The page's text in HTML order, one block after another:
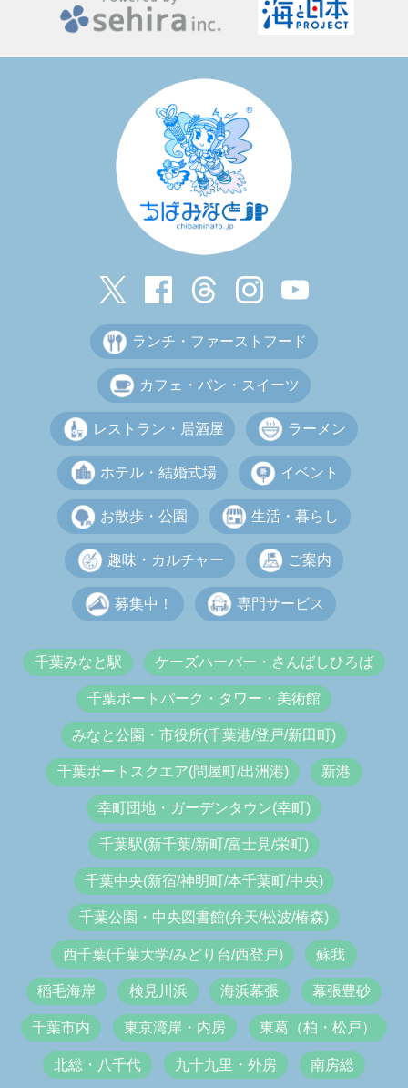
ランチ・ファーストフード
カフェ・パン・スイーツ
レストラン・居酒屋 ラーメン
ホテル・結婚式場 イベント
お散歩・公園 生活・暮らし
趣味・カルチャー ご案内
募集中！ 専門サービス
千葉みなと駅 ケーズハーバー・さんばしひろば
千葉ポートパーク・タワー・美術館
みなと公園・市役所(千葉港/登戸/新田町)
千葉ポートスクエア(問屋町/出洲港) 新港
幸町団地・ガーデンタウン(幸町)
千葉駅(新千葉/新町/富士見/栄町)
千葉中央(新宿/神明町/本千葉町/中央)
千葉公園・中央図書館(弁天/松波/椿森)
西千葉(千葉大学/みどり台/西登戸) 蘇我
稲毛海岸 検見川浜 海浜幕張 幕張豊砂
千葉市内 東京湾岸・内房 東葛（柏・松戸）
北総・八千代 九十九里・外房 南房総